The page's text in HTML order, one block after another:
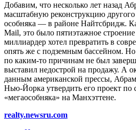
Добавим, что несколько лет назад
масштабную реконструкцию другого
особняка — в районе Найтсбридж.
Mail, это было пятиэтажное
миллиардер хотел превратить в
опять же с подземным бассейном.
по каким-то причинам не был
выставил недострой на продажу. А
данным американской прессы,
Нью-Йорка утвердить его проект по
«мегаособняка» на Манхэттене.
realty.newsru.com